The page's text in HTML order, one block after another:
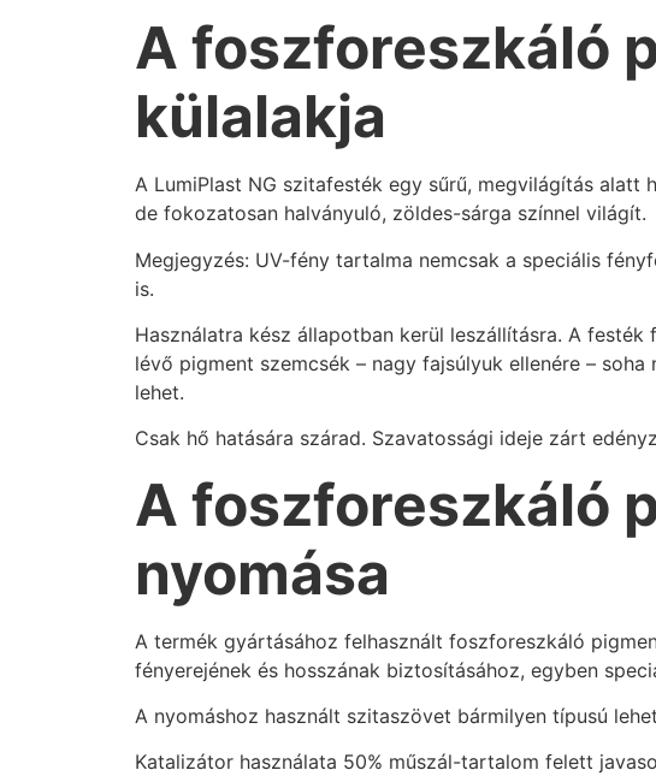
A foszforeszkáló
külalakja
A LumiPlast NG szitafesték egy sűrű, megvilágítás
de fokozatosan halványuló, zöldes-sárga színnel világít.
Megjegyzés: UV-fény tartalma nemcsak a speciális
is.
Használatra kész állapotban kerül leszállításra. A
lévő pigment szemcsék – nagy fajsúlyuk ellenére –
lehet.
Csak hő hatására szárad. Szavatossági ideje zárt
A foszforeszkáló
nyomása
A termék gyártásához felhasznált foszforeszkáló
fényerejének és hosszának biztosításához, egyben
A nyomáshoz használt szitaszövet bármilyen típusú
Katalizátor használata 50% műszál-tartalom felett